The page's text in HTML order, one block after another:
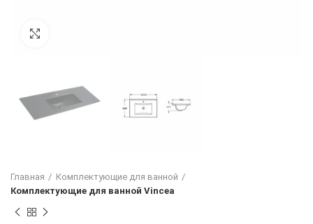
Главная
Комплектующие для ванной
Комплектующие для ванной Vincea